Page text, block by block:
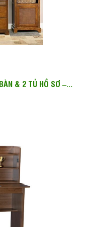
& 2 TỦ HỒ SƠ –...